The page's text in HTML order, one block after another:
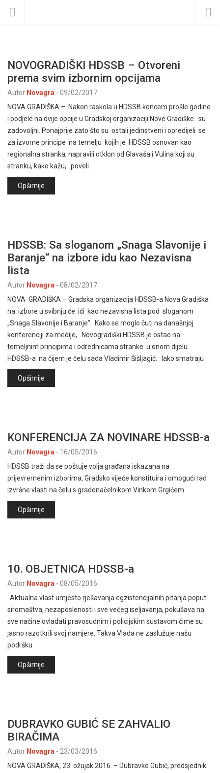
NOVOGRADIŠKI HDSSB – Otvoreni
prema svim izbornim opcijama
Autor Novagra - 09/02/2017
NOVA GRADIŠKA – Nakon raskola u HDSSB koncem prošle godine
i podjele na dvije opcije u Gradskoj organizaciji Nove Gradiške su
zadovoljni. Ponajprije zato što su ostali jedinstveni i opredijeli se
za izvorne principe na temelju kojih je HDSSB osnovan kao
regionalna stranka, napravili otklon od Glavaša i Vulina koji su
stranku, kako kažu, poveli
Opširnije
HDSSB: Sa sloganom „Snaga Slavonije i
Baranje“ na izbore idu kao Nezavisna
lista
Autor Novagra - 08/02/2017
NOVA GRADIŠKA – Gradska organizacija HDSSB-a Nova Gradiška
na izbore u svibnju će ići kao nezavisna lista pod sloganom
„Snaga Slavonije i Baranje“. Kako se moglo čuti na današnjoj
konferenciji za medije, Novogradiški HDSSB je ostao na
temeljnim principima i odrednicama stranke u onom dijelu
HDSSB-a na čijem je čelu sada Vladimir Šišljagić. Iako smatraju
Opširnije
KONFERENCIJA ZA NOVINARE HDSSB-a
Autor Novagra - 16/05/2016
HDSSB traži da se poštuje volja građana iskazana na
prijevremenim izborima, Gradsko vijeće konstituira i omogući rad
izvršne vlasti na čelu s gradonačelnikom Vinkom Grgićem
Opširnije
10. OBJETNICA HDSSB-a
Autor Novagra - 08/05/2016
-Aktualna vlast umjesto rješavanja egzistencijalnih pitanja poput
siromaštva, nezaposlenosti i sve većeg iseljavanja, pokušava na
sve načine ovladati pravosudnim i policijskim sustavom čime su
jasno razotkrili svoj namjere. Takva Vlada ne zaslužuje našu
podršku
Opširnije
DUBRAVKO GUBIĆ SE ZAHVALIO
BIRAČIMA
Autor Novagra - 23/03/2016
NOVA GRADIŠKA, 23. ožujak 2016. – Dubravko Gubić, predsjednik